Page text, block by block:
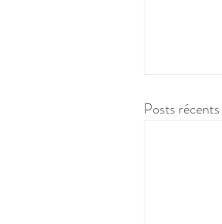
Posts récents